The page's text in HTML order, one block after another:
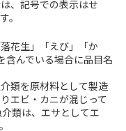
、記号での表示はせ
。
花生」「えび」「か
含んでいる場合に品目名
類を原材料として製造
エビ・カニが混じって
類は、エサとしてエ